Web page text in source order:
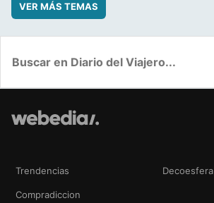
VER MÁS TEMAS
Trendencias Decoesfera
Compradiccion